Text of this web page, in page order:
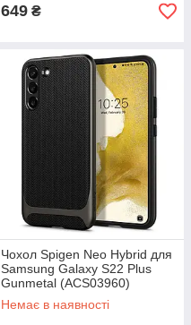
649 ₴
Чохол Spigen Neo Hybrid для
Samsung Galaxy S22 Plus
Gunmetal (ACS03960)
Немає в наявності